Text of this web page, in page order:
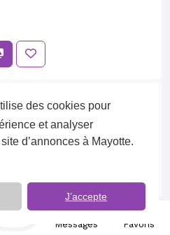
des cookies pour
et analyser
d’annonces à Mayotte.
J’accepte
annonce ?
il se fera un plaisir
Messages
Favoris